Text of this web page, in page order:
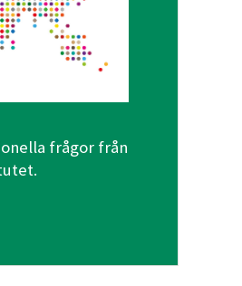
frågor från